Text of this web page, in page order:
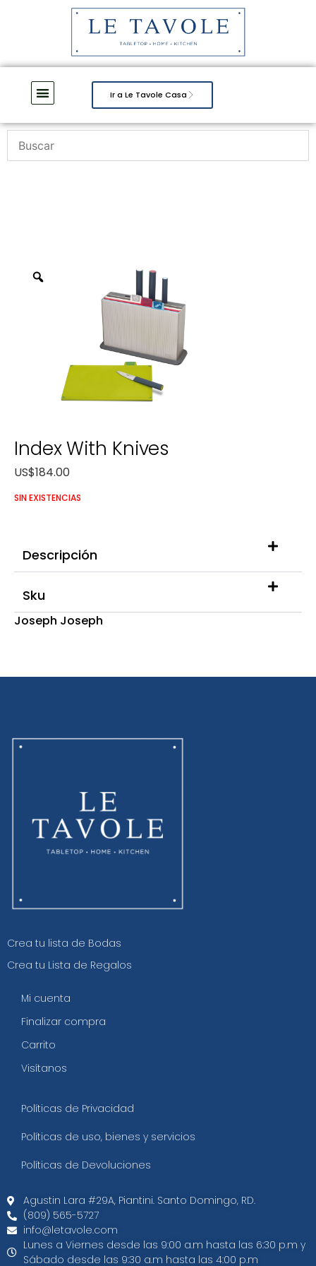
Ir a Le Tavole Casa
Index With Knives
US$184.00
SIN EXISTENCIAS
Descripción
Sku
Joseph Joseph
Crea tu lista de Bodas
Crea tu Lista de Regalos
Mi cuenta
Finalizar compra
Carrito
Visítanos
Políticas de Privacidad
Políticas de uso, bienes y servicios
Políticas de Devoluciones
Agustin Lara #29A, Piantini. Santo Domingo, RD.​
(809) 565-5727
info@letavole.com
Lunes a Viernes desde las 9:00 a.m hasta las 6:30 p.m y
Sábado desde las 9:30 a.m hasta las 4:00 p.m